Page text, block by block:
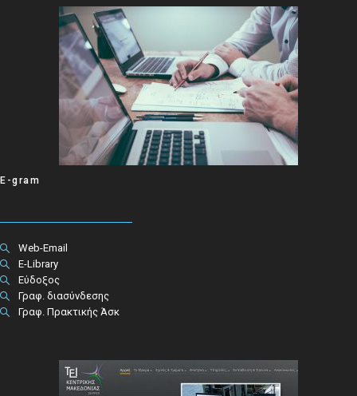
E-gram
Web-Email
E-Library
Εύδοξος
Γραφ. διασύνδεσης
Γραφ. Πρακτικής Άσκ